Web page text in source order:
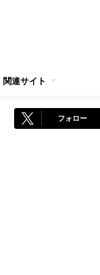
関連サイト
フォロー